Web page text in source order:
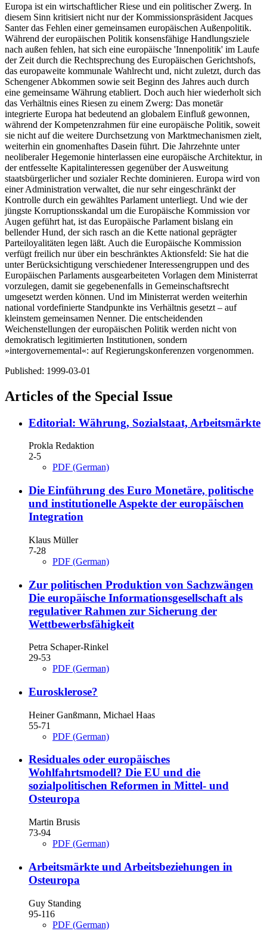
Europa ist ein wirtschaftlicher Riese und ein politischer Zwerg. In
diesem Sinn kritisiert nicht nur der Kommissionspräsident Jacques
Santer das Fehlen einer gemeinsamen europäischen Außenpolitik.
Während der europäischen Politik konsensfähige Handlungsziele
nach außen fehlen, hat sich eine europäische 'Innenpolitik' im Laufe
der Zeit durch die Rechtsprechung des Europäischen Gerichtshofs,
das europaweite kommunale Wahlrecht und, nicht zuletzt, durch das
Schengener Abkommen sowie seit Beginn des Jahres auch durch
eine gemeinsame Währung etabliert. Doch auch hier wiederholt sich
das Verhältnis eines Riesen zu einem Zwerg: Das monetär
integrierte Europa hat bedeutend an globalem Einfluß gewonnen,
während der Kompetenzrahmen für eine europäische Politik, soweit
sie nicht auf die weitere Durchsetzung von Marktmechanismen zielt,
weiterhin ein gnomenhaftes Dasein führt. Die Jahrzehnte unter
neoliberaler Hegemonie hinterlassen eine europäische Architektur, in
der entfesselte Kapitalinteressen gegenüber der Ausweitung
staatsbürgerlicher und sozialer Rechte dominieren. Europa wird von
einer Administration verwaltet, die nur sehr eingeschränkt der
Kontrolle durch ein gewähltes Parlament unterliegt. Und wie der
jüngste Korruptionsskandal um die Europäische Kommission vor
Augen geführt hat, ist das Europäische Parlament bislang ein
bellender Hund, der sich rasch an die Kette national geprägter
Parteiloyalitäten legen läßt. Auch die Europäische Kommission
verfügt freilich nur über ein beschränktes Aktionsfeld: Sie hat die
unter Berücksichtigung verschiedener Interessengruppen und des
Europäischen Parlaments ausgearbeiteten Vorlagen dem Ministerrat
vorzulegen, damit sie gegebenenfalls in Gemeinschaftsrecht
umgesetzt werden können. Und im Ministerrat werden weiterhin
national vordefinierte Standpunkte ins Verhältnis gesetzt – auf
kleinstem gemeinsamen Nenner. Die entscheidenden
Weichenstellungen der europäischen Politik werden nicht von
demokratisch legitimierten Institutionen, sondern
»intergovernemental«: auf Regierungskonferenzen vorgenommen.
Published: 1999-03-01
Articles of the Special Issue
Editorial: Währung, Sozialstaat, Arbeitsmärkte
Prokla Redaktion
2-5
PDF (German)
Die Einführung des Euro Monetäre, politische
und institutionelle Aspekte der europäischen
Integration
Klaus Müller
7-28
PDF (German)
Zur politischen Produktion von Sachzwängen
Die europäische Informationsgesellschaft als
regulativer Rahmen zur Sicherung der
Wettbewerbsfähigkeit
Petra Schaper-Rinkel
29-53
PDF (German)
Eurosklerose?
Heiner Ganßmann, Michael Haas
55-71
PDF (German)
Residuales oder europäisches
Wohlfahrtsmodell? Die EU und die
sozialpolitischen Reformen in Mittel- und
Osteuropa
Martin Brusis
73-94
PDF (German)
Arbeitsmärkte und Arbeitsbeziehungen in
Osteuropa
Guy Standing
95-116
PDF (German)